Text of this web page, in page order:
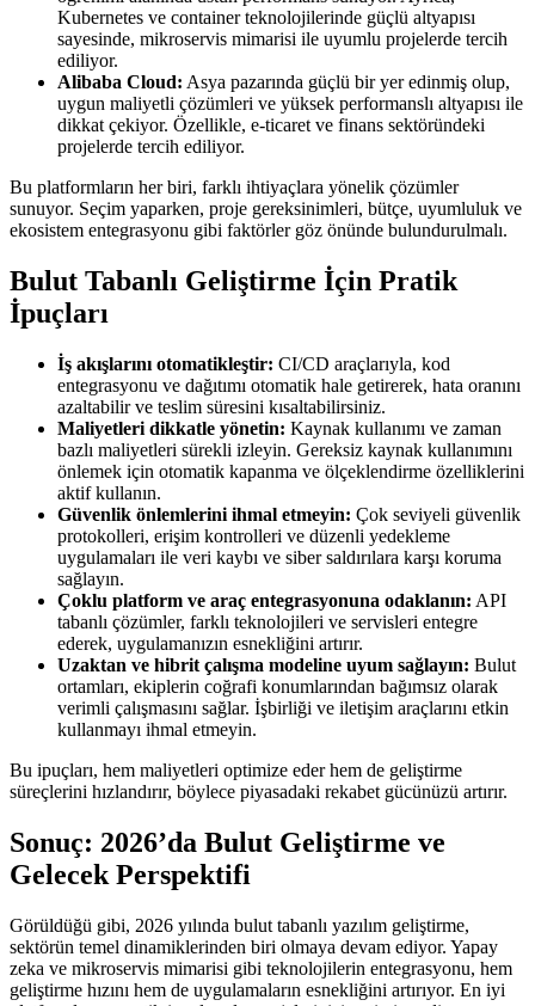
Kubernetes ve container teknolojilerinde güçlü altyapısı
sayesinde, mikroservis mimarisi ile uyumlu projelerde tercih
ediliyor.
Alibaba Cloud: Asya pazarında güçlü bir yer edinmiş olup,
uygun maliyetli çözümleri ve yüksek performanslı altyapısı ile
dikkat çekiyor. Özellikle, e-ticaret ve finans sektöründeki
projelerde tercih ediliyor.
Bu platformların her biri, farklı ihtiyaçlara yönelik çözümler
sunuyor. Seçim yaparken, proje gereksinimleri, bütçe, uyumluluk ve
ekosistem entegrasyonu gibi faktörler göz önünde bulundurulmalı.
Bulut Tabanlı Geliştirme İçin Pratik
İpuçları
İş akışlarını otomatikleştir: CI/CD araçlarıyla, kod
entegrasyonu ve dağıtımı otomatik hale getirerek, hata oranını
azaltabilir ve teslim süresini kısaltabilirsiniz.
Maliyetleri dikkatle yönetin: Kaynak kullanımı ve zaman
bazlı maliyetleri sürekli izleyin. Gereksiz kaynak kullanımını
önlemek için otomatik kapanma ve ölçeklendirme özelliklerini
aktif kullanın.
Güvenlik önlemlerini ihmal etmeyin: Çok seviyeli güvenlik
protokolleri, erişim kontrolleri ve düzenli yedekleme
uygulamaları ile veri kaybı ve siber saldırılara karşı koruma
sağlayın.
Çoklu platform ve araç entegrasyonuna odaklanın: API
tabanlı çözümler, farklı teknolojileri ve servisleri entegre
ederek, uygulamanızın esnekliğini artırır.
Uzaktan ve hibrit çalışma modeline uyum sağlayın: Bulut
ortamları, ekiplerin coğrafi konumlarından bağımsız olarak
verimli çalışmasını sağlar. İşbirliği ve iletişim araçlarını etkin
kullanmayı ihmal etmeyin.
Bu ipuçları, hem maliyetleri optimize eder hem de geliştirme
süreçlerini hızlandırır, böylece piyasadaki rekabet gücünüzü artırır.
Sonuç: 2026’da Bulut Geliştirme ve
Gelecek Perspektifi
Görüldüğü gibi, 2026 yılında bulut tabanlı yazılım geliştirme,
sektörün temel dinamiklerinden biri olmaya devam ediyor. Yapay
zeka ve mikroservis mimarisi gibi teknolojilerin entegrasyonu, hem
geliştirme hızını hem de uygulamaların esnekliğini artırıyor. En iyi